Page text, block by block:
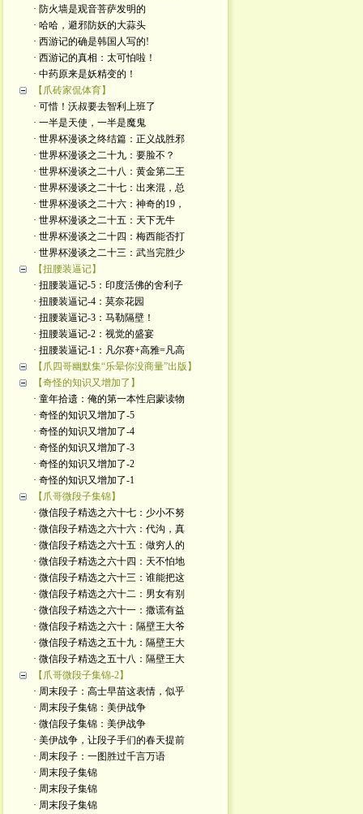
· 防火墙是观音菩萨发明的
· 哈哈，避邪防妖的大蒜头
· 西游记的确是韩国人写的!
· 西游记的真相：太可怕啦！
· 中药原来是妖精变的！
【爪砖家侃体育】
· 可惜！沃叔要去智利上班了
· 一半是天使，一半是魔鬼
· 世界杯漫谈之终结篇：正义战胜邪
· 世界杯漫谈之二十九：要脸不？
· 世界杯漫谈之二十八：黄金第二王
· 世界杯漫谈之二十七：出来混，总
· 世界杯漫谈之二十六：神奇的19，
· 世界杯漫谈之二十五：天下无牛
· 世界杯漫谈之二十四：梅西能否打
· 世界杯漫谈之二十三：武当完胜少
【扭腰装逼记】
· 扭腰装逼记-5：印度活佛的舍利子
· 扭腰装逼记-4：莫奈花园
· 扭腰装逼记-3：马勒隔壁！
· 扭腰装逼记-2：视觉的盛宴
· 扭腰装逼记-1：凡尔赛+高雅=凡高
【爪四哥幽默集“乐晕你没商量”出版】
【奇怪的知识又增加了】
· 童年拾遗：俺的第一本性启蒙读物
· 奇怪的知识又增加了-5
· 奇怪的知识又增加了-4
· 奇怪的知识又增加了-3
· 奇怪的知识又增加了-2
· 奇怪的知识又增加了-1
【爪哥微段子集锦】
· 微信段子精选之六十七：少小不努
· 微信段子精选之六十六：代沟，真
· 微信段子精选之六十五：做穷人的
· 微信段子精选之六十四：天不怕地
· 微信段子精选之六十三：谁能把这
· 微信段子精选之六十二：男女有别
· 微信段子精选之六十一：撒谎有益
· 微信段子精选之六十：隔壁王大爷
· 微信段子精选之五十九：隔壁王大
· 微信段子精选之五十八：隔壁王大
【爪哥微段子集锦-2】
· 周末段子：高士早苗这表情，似乎
· 周末段子集锦：美伊战争
· 微信段子集锦：美伊战争
· 美伊战争，让段子手们的春天提前
· 周末段子：一图胜过千言万语
· 周末段子集锦
· 周末段子集锦
· 周末段子集锦